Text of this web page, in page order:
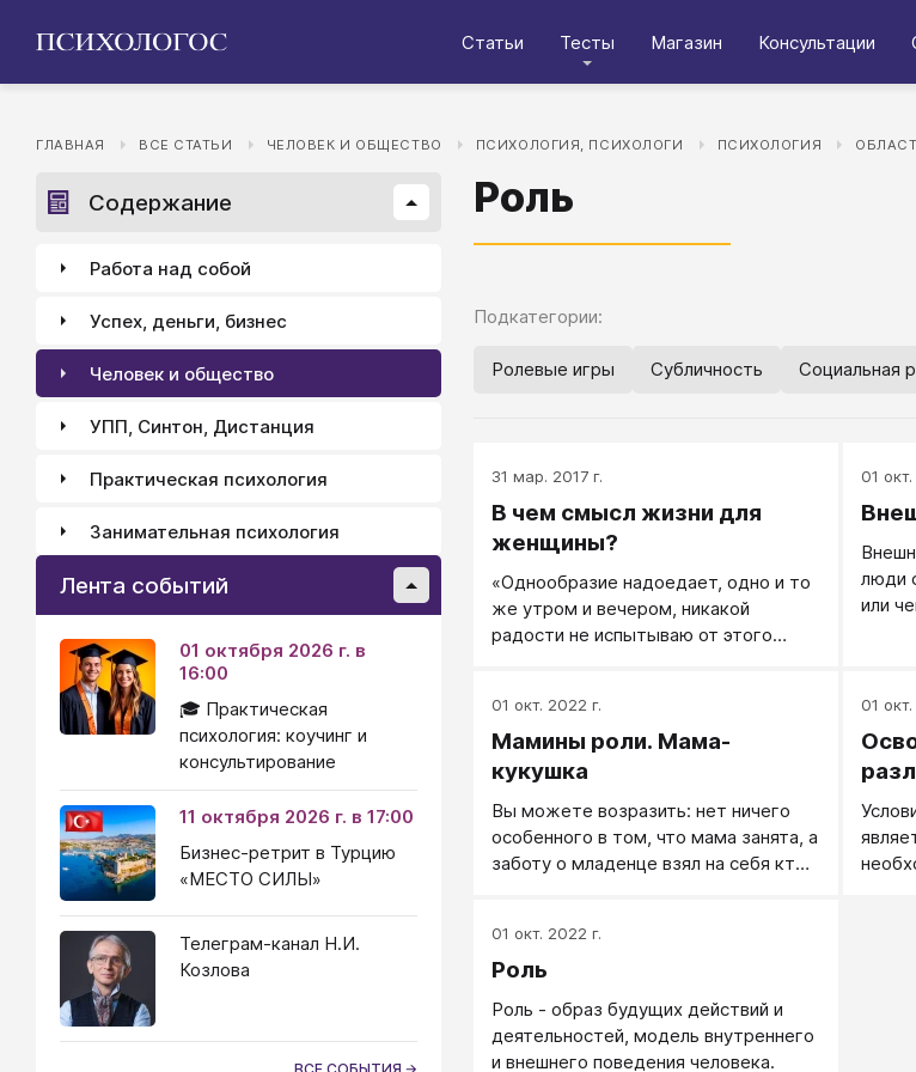
Статьи Тесты Магазин Консультации
ГЛАВНАЯ ВСЕ СТАТЬИ ЧЕЛОВЕК И ОБЩЕСТВО ПСИХОЛОГИЯ, ПСИХОЛОГИ ПСИХОЛОГИЯ
Роль
Подкатегории:
Ролевые игры Субличность Социальная
31 мар. 2017 г.
В чем смысл жизни для
женщины?
«Однообразие надоедает, одно и то
же утром и вечером, никакой
радости не испытываю от этого
01
люди
или
01 окт. 2022 г.
Мамины роли. Мама-
кукушка
Вы можете возразить: нет ничего
особенного в том, что мама занята, а
заботу о младенце взял на себя кто-
после родов женщину кукушкой,
бросающей своего птенчика?
подсказок решает, как растить
ребенка, кто займется воспитанием
01
01 окт. 2022 г.
Роль
Роль - образ будущих действий и
деятельностей, модель внутреннего
и внешнего поведения человека.
Содержание
Работа над собой
Успех, деньги, бизнес
Человек и общество
УПП, Синтон, Дистанция
Практическая психология
Занимательная психология
Лента событий
01 октября 2026 г. в
16:00
🎓 Практическая
психология: коучинг и
консультирование
11 октября 2026 г. в 17:00
Бизнес-ретрит в Турцию
«МЕСТО СИЛЫ»
Телеграм-канал Н.И.
Козлова